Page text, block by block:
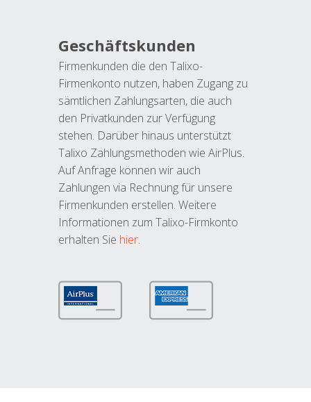
Geschäftskunden
Firmenkunden die den Talixo-
Firmenkonto nutzen, haben Zugang zu
sämtlichen Zahlungsarten, die auch
den Privatkunden zur Verfügung
stehen. Darüber hinaus unterstützt
Talixo Zahlungsmethoden wie AirPlus.
Auf Anfrage können wir auch
Zahlungen via Rechnung für unsere
Firmenkunden erstellen. Weitere
Informationen zum Talixo-Firmkonto
erhalten Sie hier.